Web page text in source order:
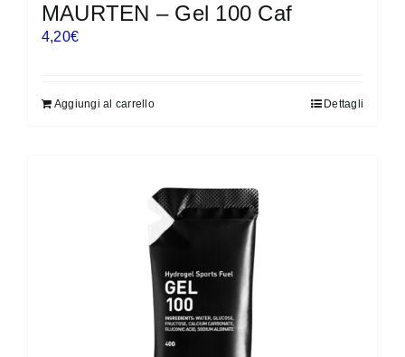
MAURTEN – Gel 100 Caf
4,20€
Aggiungi al carrello Dettagli